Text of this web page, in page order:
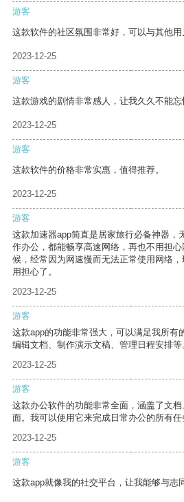
游客
这款软件的社区氛围非常好，可以与其他用
2023-12-25
游客
这款游戏的剧情非常感人，让我久久不能忘
2023-12-25
游客
这款软件的价格非常实惠，值得推荐。
2023-12-25
游客
这款加速器app简直是居家旅行必备神器，
作办公，都能畅享高速网络，再也不用担
候，经常因为网速慢而无法正常使用网络
用担心了。
2023-12-25
游客
这款app的功能非常强大，可以满足我所有
编辑文档、制作演示文稿、管理日程安排等
2023-12-25
游客
这款办公软件的功能非常全面，涵盖了文
面。我可以使用它来完成日常办公的所有任
2023-12-25
游客
这款app就像我的社交平台，让我能够与志